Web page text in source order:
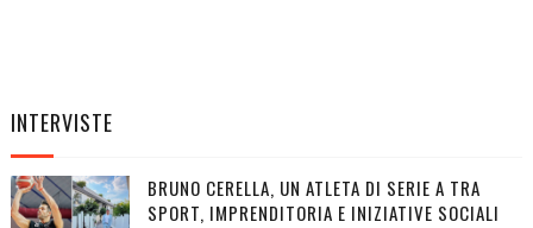
INTERVISTE
BRUNO CERELLA, UN ATLETA DI SERIE A TRA
SPORT, IMPRENDITORIA E INIZIATIVE SOCIALI